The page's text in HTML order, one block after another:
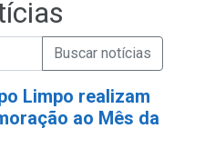
de Notícias
Enviar a Busca de Notícias
Limpo realizam
ao Mês da